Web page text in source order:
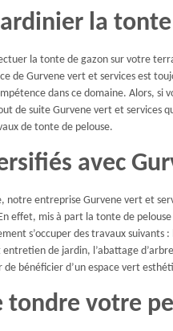
la tonte
la tonte de gazon sur votre
de Gurvene vert et services est
dans ce domaine. Alors, si
de suite Gurvene vert et services
de tonte de pelouse.
avec
notre entreprise Gurvene vert et
effet, mis à part la tonte de
s’occuper des travaux suivants
de jardin, l’abattage
bénéficier d’un espace vert
tondre votre